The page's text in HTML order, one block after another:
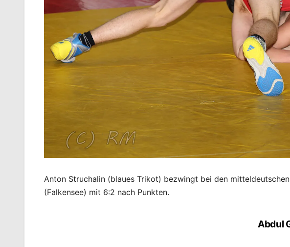
Anton Struchalin (blaues Trikot) bezwingt bei den
(Falkensee) mit 6:2 nach Punkten.
Abdul